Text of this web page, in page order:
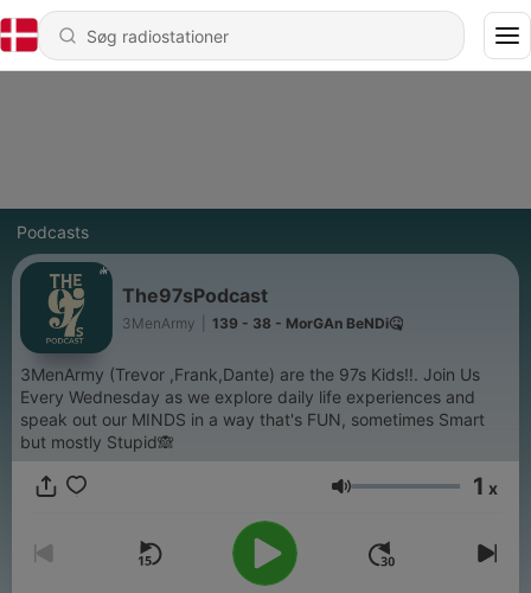
Podcasts
The97sPodcast
3MenArmy 139 - 38 - MorGAn BeNDi🤒
3MenArmy (Trevor ,Frank,Dante) are the 97s Kids‼️. Join Us
Every Wednesday as we explore daily life experiences and
speak out our MINDS in a way that's FUN, sometimes Smart
but mostly Stupid🙈
Lydstyrke 1 x